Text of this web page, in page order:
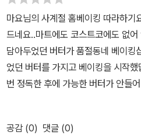
마요님의 사계절 홈베이킹 따라하기
드네요..마트에도 코스트코에도 없
담아두었던 버터가 품절동네 베이킹
었던 버터를 가지고 베이킹을 시작
번 정독한 후에 가능한 버터가 안들
이웃에게 미리 크리스마스 선물할
려한 레시피 선정 등의 과정을 통해
공감 (0) 댓글 (0)